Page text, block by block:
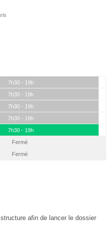
7h30 - 19h
7h30 - 19h
7h30 - 19h
7h30 - 19h
7h30 - 19h
Fermé
Fermé
afin de lancer le dossier